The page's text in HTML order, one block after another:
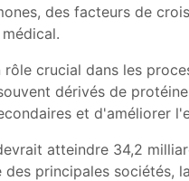
des facteurs de
crucial dans les
dérivés de
et d'améliorer
atteindre 34,2
principales sociétés,